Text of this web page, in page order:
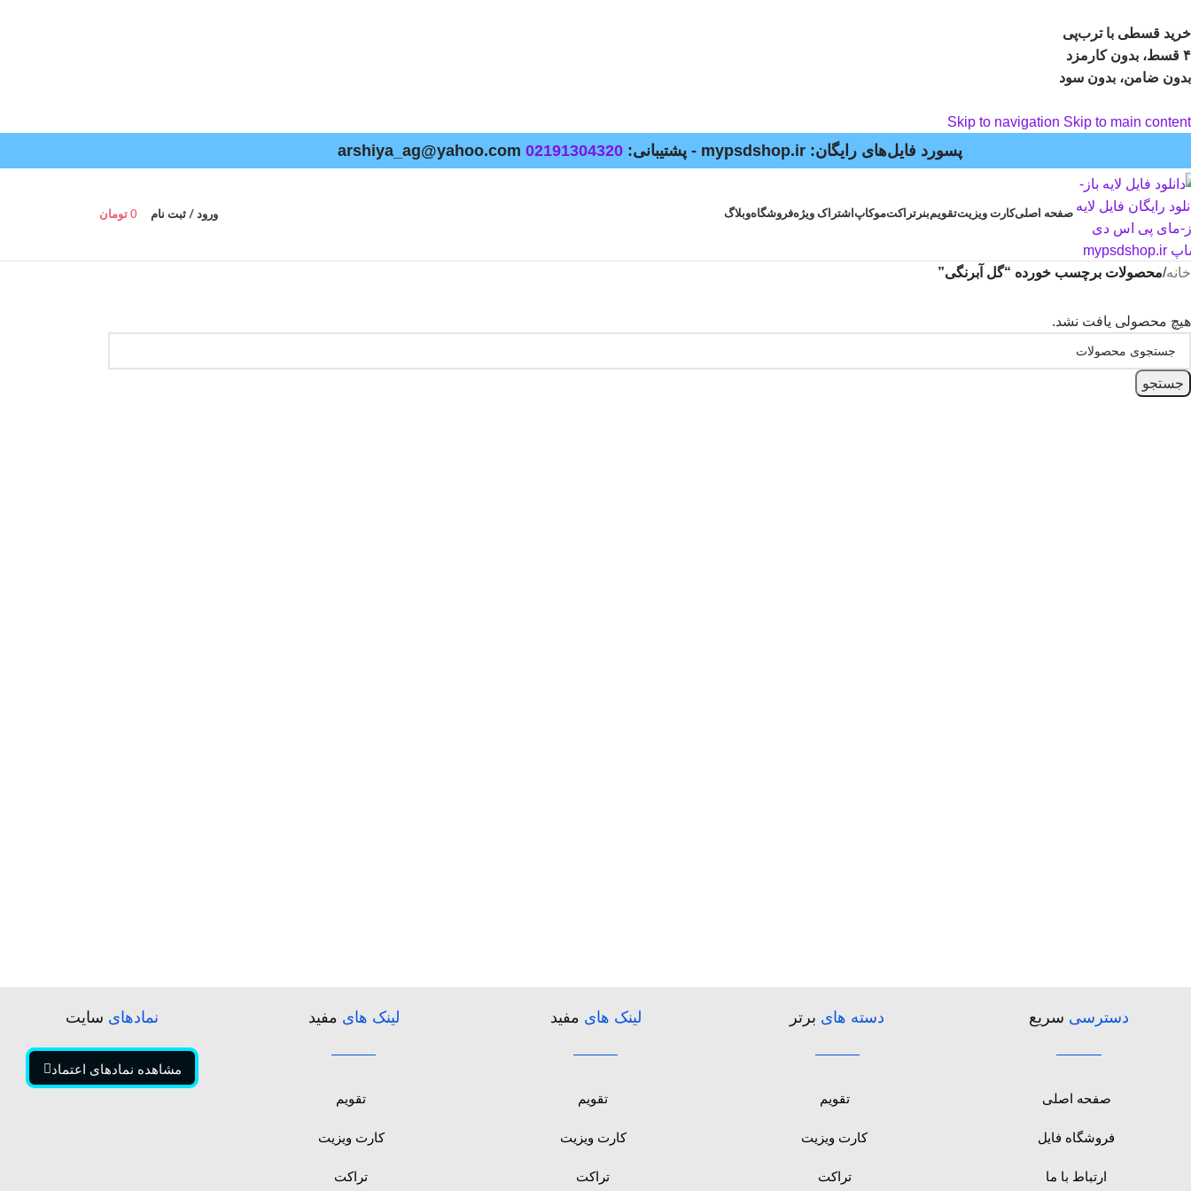
خرید قسطی با ترب‌پی
۴ قسط، بدون کارمزد
بدون ضامن، بدون سود
Skip to navigation Skip to main content
پسورد فایل‌های رایگان: mypsdshop.ir - پشتیبانی: arshiya_ag@yahoo.com 02191304320
صفحه اصلیکارت ویزیتتقویمبنر تراکتموکاپ اشتراک ویژهفروشگاهوبلاگ ورود / ثبت نام 0 تومان
خانه/محصولات برچسب خورده “گل آبرنگی”
هیچ محصولی یافت نشد.
جستجو
دسترسی سریع
صفحه اصلی
فروشگاه فایل
ارتباط با ما
دسته های برتر
تقویم
کارت ویزیت
تراکت
لینک های مفید
تقویم
کارت ویزیت
تراکت
لینک های مفید
تقویم
کارت ویزیت
تراکت
نمادهای سایت
مشاهده نمادهای اعتماد